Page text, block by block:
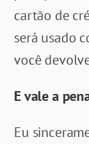
cartão de
será usado
você
E vale a
Eu